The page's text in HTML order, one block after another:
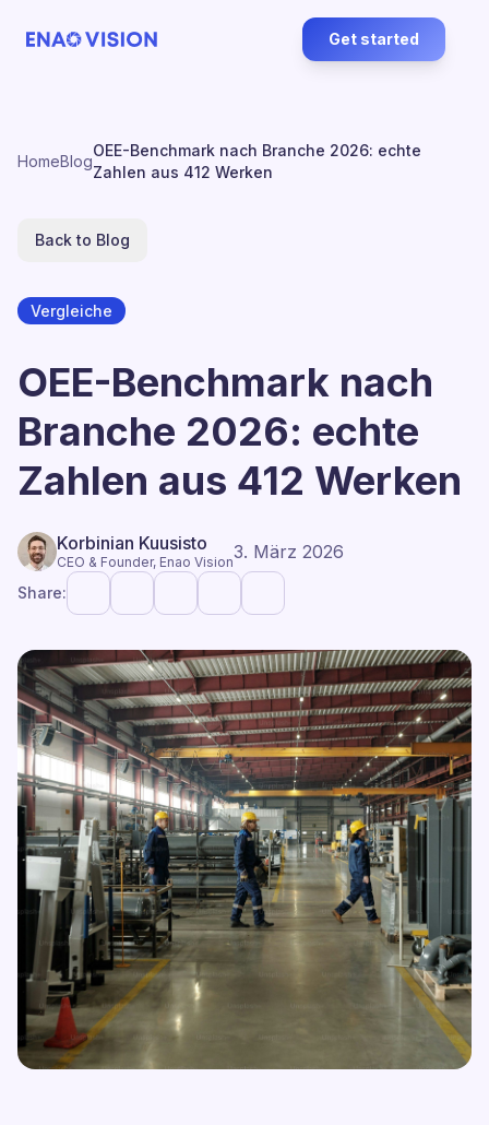
Get started
HomeBlog
OEE-Benchmark nach Branche 2026: echte
Zahlen aus 412 Werken
Back to Blog
Vergleiche
OEE-Benchmark nach
Branche 2026: echte
Zahlen aus 412 Werken
Korbinian Kuusisto
CEO & Founder, Enao Vision3. März 2026
Share: